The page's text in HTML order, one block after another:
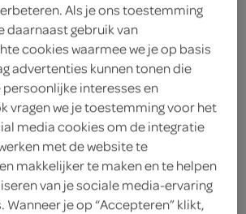
en roll
zijn niet zichtbaar bij de
worden wél automatisch
winkelmand.
Als je ons toestemming
daarnaast gebruik van
cookies waarmee we je op basis
advertenties kunnen tonen die
interesses en
vragen we je toestemming voor het
media cookies om de integratie
met de website te
makkelijker te maken en te helpen
van je sociale media-ervaring
Wanneer je op “Accepteren” klikt,